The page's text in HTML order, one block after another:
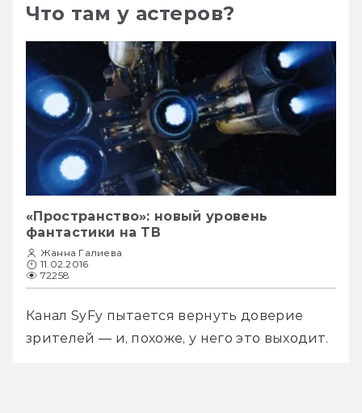
Что там у астеров?
«Пространство»: новый уровень
фантастики на ТВ
Жанна Галиева
11.02.2016
72258
Канал SyFy пытается вернуть доверие
зрителей — и, похоже, у него это выходит.